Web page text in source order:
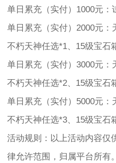
单日累充（实付）1000元
单日累充（实付）2000元
不朽天神任选*1、15级宝石
单日累充（实付）3000元
不朽天神任选*2、15级宝石
单日累充（实付）5000元
不朽天神任选*3、15级宝石
活动规则：以上活动内容仅
律允许范围，归属平台所有